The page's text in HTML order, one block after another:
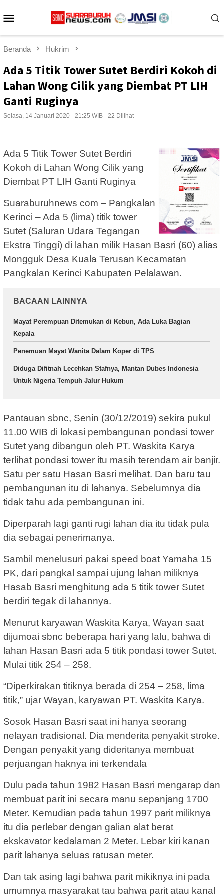
ke
Beranda Hukrim
Ada 5 Titik Tower Sutet Berdiri Kokoh di
Lahan Wong Cilik yang Diembat PT LIH
Ganti Ruginya
Selasa, 14 Januari 2020 - 21:25 WIB 22 Dilihat
Ada 5 Titik Tower Sutet Berdiri
Kokoh di Lahan Wong Cilik yang
Diembat PT LIH Ganti Ruginya
Suaraburuhnews com – Pangkalan
Kerinci – Ada 5 (lima) titik tower
Sutet (Saluran Udara Tegangan
Ekstra Tinggi) di lahan milik Hasan Basri (60) alias
Mongguk Desa Kuala Terusan Kecamatan
Pangkalan Kerinci Kabupaten Pelalawan.
BACAAN LAINNYA
Mayat Perempuan Ditemukan di Kebun, Ada Luka Bagian
Kepala
Penemuan Mayat Wanita Dalam Koper di TPS
Diduga Difitnah Lecehkan Stafnya, Mantan Dubes Indonesia
Untuk Nigeria Tempuh Jalur Hukum
Pantauan sbnc, Senin (30/12/2019) sekira pukul
11.00 WIB di lokasi pembangunan pondasi tower
Sutet yang dibangun oleh PT. Waskita Karya
terlihat pondasi tower itu masih terendam air banjir.
Satu per satu Hasan Basri melihat. Dan baru tau
pembangunan itu di lahanya. Sebelumnya dia
tidak tahu ada pembangunan ini.
Diperparah lagi ganti rugi lahan dia itu tidak pula
dia sebagai penerimanya.
Sambil menelusuri pakai speed boat Yamaha 15
PK, dari pangkal sampai ujung lahan miliknya
Hasab Basri menghitung ada 5 titik tower Sutet
berdiri tegak di lahannya.
Menurut karyawan Waskita Karya, Wayan saat
dijumoai sbnc beberapa hari yang lalu, bahwa di
lahan Hasan Basri ada 5 titik pondasi tower Sutet.
Mulai titik 254 – 258.
“Diperkirakan titiknya berada di 254 – 258, lima
titik,” ujar Wayan, karyawan PT. Waskita Karya.
Sosok Hasan Basri saat ini hanya seorang
nelayan tradisional. Dia menderita penyakit stroke.
Dengan penyakit yang dideritanya membuat
perjuangan haknya ini terkendala
Dulu pada tahun 1982 Hasan Basri mengarap dan
membuat parit ini secara manu sepanjang 1700
Meter. Kemudian pada tahun 1997 parit miliknya
itu dia perlebar dengan galian alat berat
ekskavator kedalaman 2 Meter. Lebar kiri kanan
parit lahanya seluas ratusan meter.
Dan tak asing lagi bahwa parit mikiknya ini pada
umumnya masyarakat tau bahwa parit atau kanal